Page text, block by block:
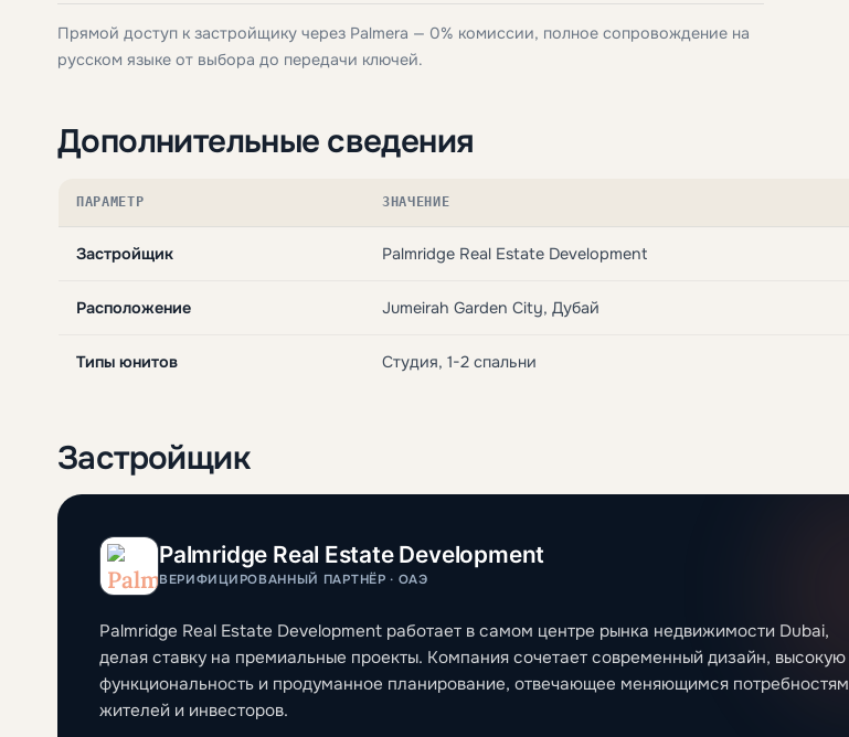
Прямой доступ к застройщику через Palmera — 0% комиссии, полное сопровождение на
русском языке от выбора до передачи ключей.
Дополнительные сведения
ПАРАМЕТР ЗНАЧЕНИЕ
Застройщик Palmridge Real Estate Development
Расположение Jumeirah Garden City, Дубай
Типы юнитов Студия, 1-2 спальни
Застройщик
Palmridge Real Estate Development
ВЕРИФИЦИРОВАННЫЙ ПАРТНЁР · ОАЭ
Palmridge Real Estate Development работает в самом центре рынка недвижимости Dubai,
делая ставку на премиальные проекты. Компания сочетает современный дизайн, высокую
функциональность и продуманное планирование, отвечающее меняющимся потребностям
жителей и инвесторов.